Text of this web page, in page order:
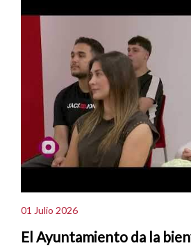
01 Julio 2026
El Ayuntamiento da la